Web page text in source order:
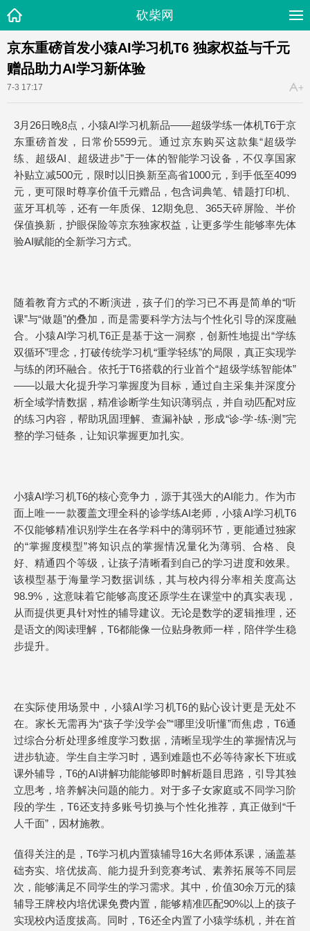
砍柴网
京东重磅首发小猿AI学习机T6 独家权益与千元
赠品助力AI学习新体验
7-3 17:17
3月26日晚8点，小猿AI学习机新品——超级学练一体机T6于京
东重磅首发，日常价5599元。通过京东购买这款集“超级学
练、超级AI、超级进步”于一体的智能学习设备，不仅享国家
补贴立减500元，限时以旧换新至高省1000元，到手低至4099
元，更可限时尊享价值千元赠品，包含词典笔、错题打印机、
蓝牙耳机等，还有一年质保、12期免息、365天碎屏险、半价
保值换新，护眼保险等京东独家权益，让更多学生能够率先体
验AI赋能的全新学习方式。
随着教育方式的不断演进，孩子们的学习已不再是简单的“听
课”与“做题”的叠加，而是需要科学方法与个性化引导的深度融
合。小猿AI学习机T6正是基于这一洞察，创新性地提出“学练
双循环”理念，打破传统学习机“重学轻练”的局限，真正实现学
与练的闭环融合。依托于T6搭载的行业首个“超级学练智能体”
——以最大化提升学习掌握度为目标，通过自主采集并深度分
析全域学情数据，精准诊断学生知识薄弱点，并自动匹配对应
的练习内容，帮助巩固理解、查漏补缺，形成“诊-学-练-测”完
整的学习链条，让知识掌握更加扎实。
小猿AI学习机T6的核心竞争力，源于其强大的AI能力。作为市
面上唯一一款覆盖文理全科的诊学练AI老师，小猿AI学习机T6
不仅能够精准识别学生在各学科中的薄弱环节，更能通过独家
的“掌握度模型”将知识点的掌握情况量化为薄弱、合格、良
好、精通四个等级，让孩子清晰看到自己的学习进度和效果。
该模型基于海量学习数据训练，其与校内得分率相关度高达
98.9%，这意味着它能够高度还原学生在课堂中的真实表现，
从而提供更具针对性的辅导建议。无论是数学的逻辑推理，还
是语文的阅读理解，T6都能像一位贴身教师一样，陪伴学生稳
步提升。
在实际使用场景中，小猿AI学习机T6的贴心设计更是无处不
在。家长无需再为“孩子学没学会”“哪里没听懂”而焦虑，T6通
过综合分析处理多维度学习数据，清晰呈现学生的掌握情况与
进步轨迹。学生自主学习时，遇到难题也不必等待家长下班或
课外辅导，T6的AI讲解功能能够即时解析题目思路，引导其独
立思考，培养解决问题的能力。对于多子女家庭或不同学习阶
段的学生，T6还支持多账号切换与个性化推荐，真正做到“千
人千面”，因材施教。
值得关注的是，T6学习机内置猿辅导16大名师体系课，涵盖基
础夯实、培优拔高、能力提升到竞赛考试、素养拓展等不同层
次，能够满足不同学生的学习需求。其中，价值30余万元的猿
辅导王牌校内培优课免费内置，能够精准匹配90%以上的孩子
实现校内适度拔高。同时，T6还全内置了小猿学练机，并在首